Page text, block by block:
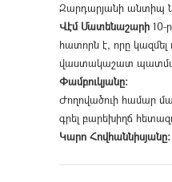
Զարդարյանի անտիպ
Վէմ Մատենաշարի 10-
հատորն է, որը
վաստակաշատ
Փամբուկյանը։
Ժողովածուի համար
գրել բարեխիղճ
Կարո Հովհաննիսյանը։